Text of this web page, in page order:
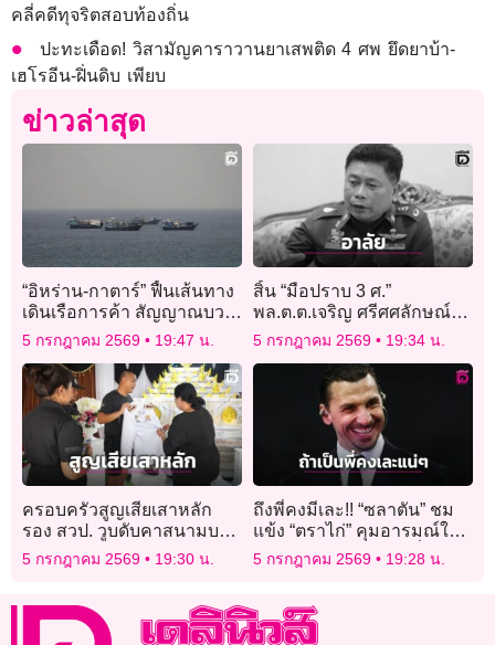
คลี่คดีทุจริตสอบท้องถิ่น
ปะทะเดือด! วิสามัญคาราวานยาเสพติด 4 ศพ ยึดยาบ้า-
เฮโรอีน-ฝิ่นดิบ เพียบ
ข่าวล่าสุด
“อิหร่าน-กาตาร์” ฟื้นเส้นทาง
เดินเรือการค้า สัญญาณบวก
เศรษฐกิจอ่าวเปอร์เซีย
5 กรกฎาคม 2569 19:47 น.
สิ้น “มือปราบ 3 ศ.”
พล.ต.ต.เจริญ ศรีศศลักษณ์
อดีตนายตำรวจนักสืบดัง จาก
ไปอย่างสงบ
5 กรกฎาคม 2569 19:34 น.
ครอบครัวสูญเสียเสาหลัก
รอง สวป. วูบดับคาสนามบอล
ภรรยาเผยประโยคสุดท้าย
สะเทือนใจ!
5 กรกฎาคม 2569 19:30 น.
ถึงพี่คงมีเละ!! “ซลาตัน” ชม
แข้ง “ตราไก่” คุมอารมณ์ใน
เกมกับ “ปารากวัย” ดีเยี่ยม
เพราะหากเป็นตนมีใบแดง
5 กรกฎาคม 2569 19:28 น.